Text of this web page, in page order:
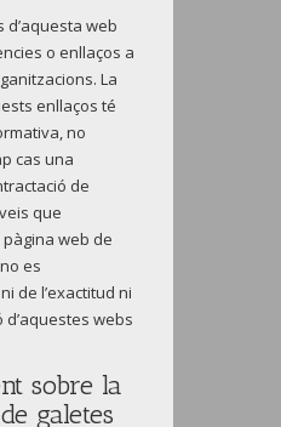
d’aquesta web
o enllaços a
La
enllaços té
no
cas una
de
que
pàgina web de
es
de l’exactitud ni
d’aquestes webs
sobre la
galetes